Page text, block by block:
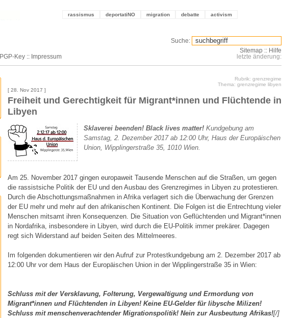
rassismus deportatiNO migration debatte activism
PGP-Key :: Impressum
Suche:
Sitemap :: Hilfe
letzte änderung:
Rubrik: grenzregime
Thema: grenzregime libyen
[ 28. Nov 2017 ]
Freiheit und Gerechtigkeit für Migrant*innen und Flüchtende in
Libyen
Sklaverei beenden! Black lives matter! Kundgebung am
Samstag, 2. Dezember 2017 ab 12:00 Uhr, Haus der Europäischen
Union, Wipplingerstraße 35, 1010 Wien.
Am 25. November 2017 gingen europaweit Tausende Menschen auf die Straßen, um gegen
die rassistsiche Politik der EU und den Ausbau des Grenzregimes in Libyen zu protestieren.
Durch die Abschottungsmaßnahmen in Afrika verlagert sich die Überwachung der Grenzen
der EU mehr und mehr auf den afrikanischen Kontinent. Die Folgen ist die Entrechtung vieler
Menschen mitsamt ihren Konsequenzen. Die Situation von Geflüchtenden und Migrant*innen
in Nordafrika, insbesondere in Libyen, wird durch die EU-Politik immer prekärer. Dagegen
regt sich Widerstand auf beiden Seiten des Mittelmeeres.
Im folgenden dokumentieren wir den Aufruf zur Protestkundgebung am 2. Dezember 2017 ab
12:00 Uhr vor dem Haus der Europäischen Union in der Wipplingerstraße 35 in Wien:
Schluss mit der Versklavung, Folterung, Vergewaltigung und Ermordung von
Migrant*innen und Flüchtenden in Libyen! Keine EU-Gelder für libysche Milizen!
Schluss mit menschenverachtender Migrationspolitik! Nein zur Ausbeutung Afrikas![/]